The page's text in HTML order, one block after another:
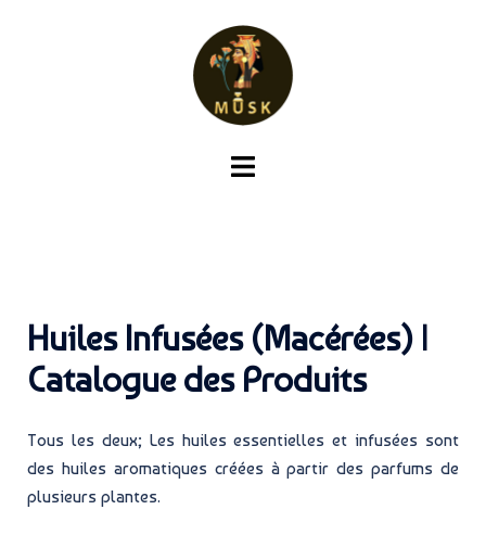
Huiles Infusées (Macérées) |
Catalogue des Produits
Tous les deux; Les huiles essentielles et infusées sont
des huiles aromatiques créées à partir des parfums de
plusieurs plantes.